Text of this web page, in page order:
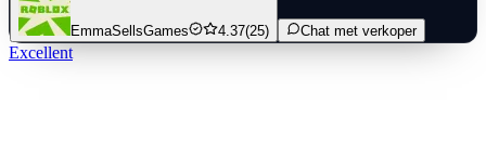
EmmaSellsGames 4.37(25) Chat met verkoper
Excellent